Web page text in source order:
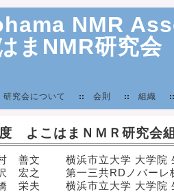
NMR
まNMR研究会
研究会について 会則 組織
よこはまＮＭＲ研究会
善文 横浜市立大学 大学院 生
宏之 第一三共RDノバーレ
栄夫 横浜市立大学 大学院 生